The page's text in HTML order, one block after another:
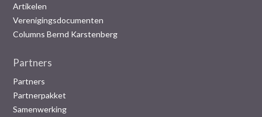
Artikelen
Verenigingsdocumenten
Columns Bernd Karstenberg
Partners
Partners
Partnerpakket
Samenwerking